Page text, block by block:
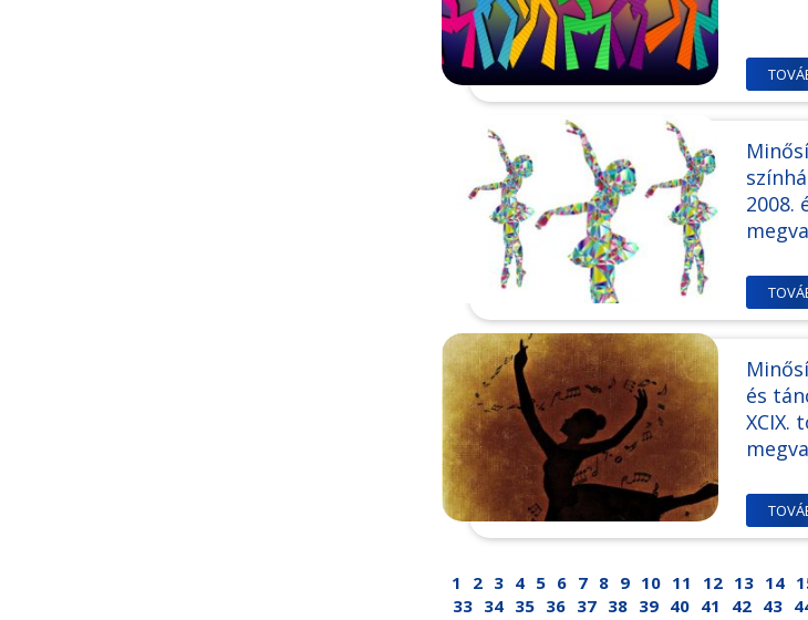
2008.
és
XCIX.
1 2 3 4 5 6 7 8 9 10 11 12 13 14
33 34 35 36 37 38 39 40 41 42 43